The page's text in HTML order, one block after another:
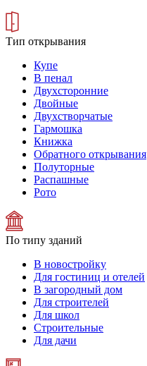
Тип открывания
Купе
В пенал
Двухсторонние
Двойные
Двухстворчатые
Гармошка
Книжка
Обратного открывания
Полуторные
Распашные
Рото
По типу зданий
В новостройку
Для гостиниц и отелей
В загородный дом
Для строителей
Для школ
Строительные
Для дачи